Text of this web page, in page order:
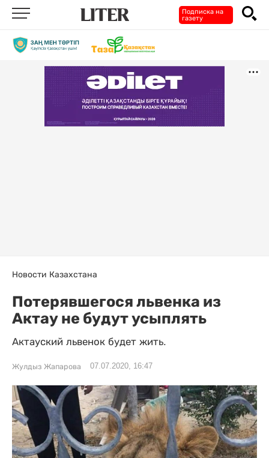
Подписка на
газету
Новости Казахстана
Потерявшегося львенка из
Актау не будут усыплять
Актауский львенок будет жить.
Жулдыз Жапарова 07.07.2020, 16:47